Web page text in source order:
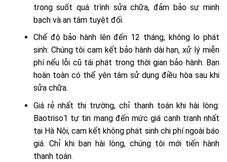
trong suốt quá trình sửa chữa, đảm bảo sự minh
bạch và an tâm tuyệt đối.
Chế độ bảo hành lên đến 12 tháng, không lo phát
sinh: Chúng tôi cam kết bảo hành dài hạn, xử lý miễn
phí nếu lỗi cũ tái phát trong thời gian bảo hành. Bạn
hoàn toàn có thể yên tâm sử dụng điều hòa sau khi
sửa chữa.
Giá rẻ nhất thị trường, chỉ thanh toán khi hài lòng:
Baotriso1 tự tin mang đến mức giá cạnh tranh nhất
tại Hà Nội, cam kết không phát sinh chi phí ngoài báo
giá. Chỉ khi bạn hài lòng, chúng tôi mới tiến hành
thanh toán.